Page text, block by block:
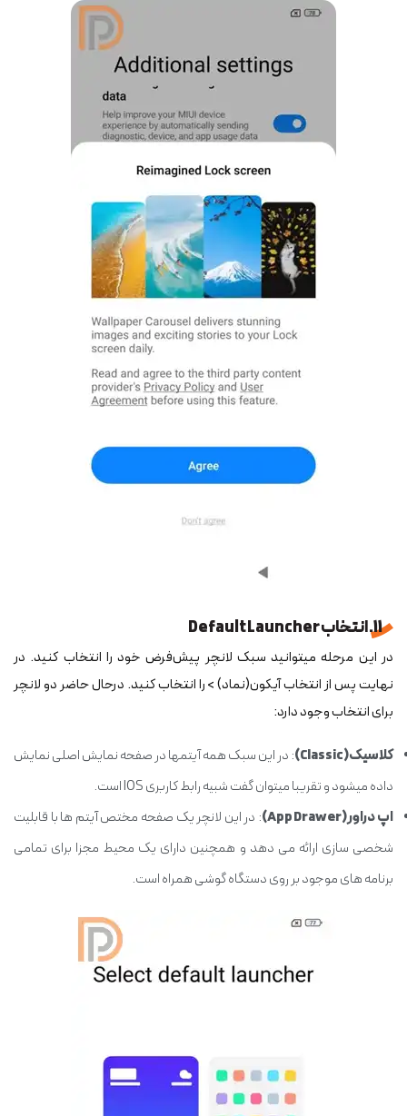
11. انتخاب Default Launcher
در این مرحله می‎توانید سبک لانچر پیش‌فرض خود را انتخاب کنید. در
نهایت پس از انتخاب آیکون(نماد) > را انتخاب کنید. درحال حاضر دو لانچر
برای انتخاب وجود دارد:
کلاسیک(Classic)
: در این سبک همه آیتم‎ها در صفحه نمایش اصلی نمایش
داده می‎شود و تقریبا می‎توان گفت شبیه رابط کاربری IOS است.
اپ دراور(App Drawer)
: در این لانچر یک صفحه مختص آیتم ‏ها با قابلیت
شخصی ‎سازی ارائه می‎ دهد و همچنین دارای یک محیط مجزا برای تمامی
برنامه‎ های موجود بر روی دستگاه گوشی همراه است.